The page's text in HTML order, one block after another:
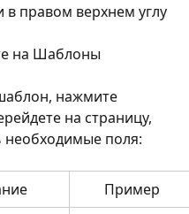
в правом верхнем углу
на Шаблоны
нажмите
на страницу,
необходимые поля:
Пример